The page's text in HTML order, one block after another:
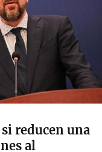
reducen una
al